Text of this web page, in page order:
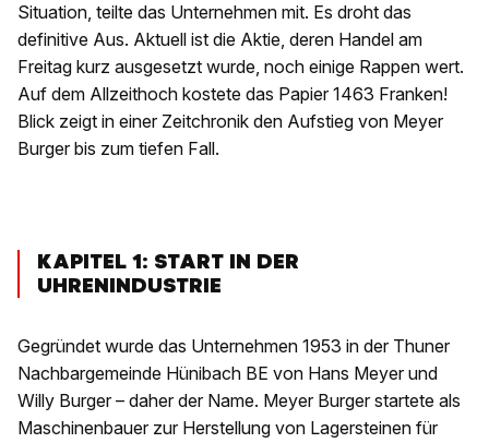
Situation, teilte das Unternehmen mit. Es droht das
definitive Aus. Aktuell ist die Aktie, deren Handel am
Freitag kurz ausgesetzt wurde, noch einige Rappen wert.
Auf dem Allzeithoch kostete das Papier 1463 Franken!
Blick zeigt in einer Zeitchronik den Aufstieg von Meyer
Burger bis zum tiefen Fall.
KAPITEL 1: START IN DER
UHRENINDUSTRIE
Gegründet wurde das Unternehmen 1953 in der Thuner
Nachbargemeinde Hünibach BE von Hans Meyer und
Willy Burger – daher der Name. Meyer Burger startete als
Maschinenbauer zur Herstellung von Lagersteinen für